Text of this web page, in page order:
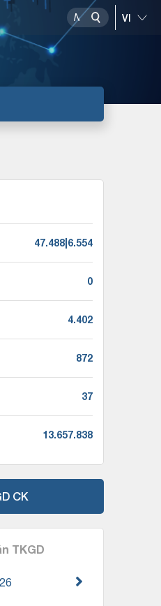
47.488|6.554
0
4.402
872
37
13.657.838
CK
TKGD